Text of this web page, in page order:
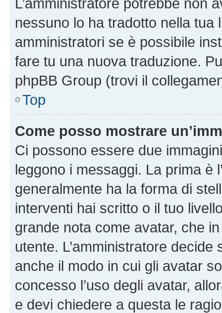
nessuno lo ha tradotto nella tua
amministratori se è possibile
fare tu una nuova traduzione.
phpBB Group (trovi il
Top
Come posso mostrare
Ci possono essere due
leggono i messaggi. La prima è
generalmente ha la forma di
interventi hai scritto o il tuo
grande nota come avatar, che
utente. L’amministratore
anche il modo in cui gli avatar
concesso l’uso degli avatar,
e devi chiedere a questa le